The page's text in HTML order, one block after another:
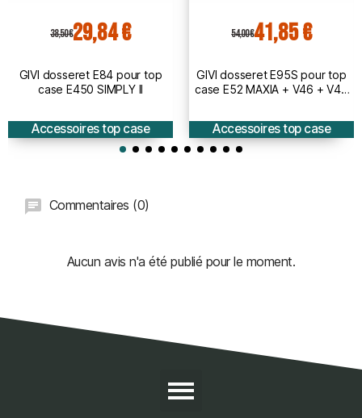
38,50 €29,84 €
GIVI dosseret E84 pour top
case E450 SIMPLY II
Accessoires top case
54,00 €41,85 €
GIVI dosseret E95S pour top
case E52 MAXIA + V46 + V46
Accessoires top case
Commentaires (0)
Aucun avis n'a été publié pour le moment.